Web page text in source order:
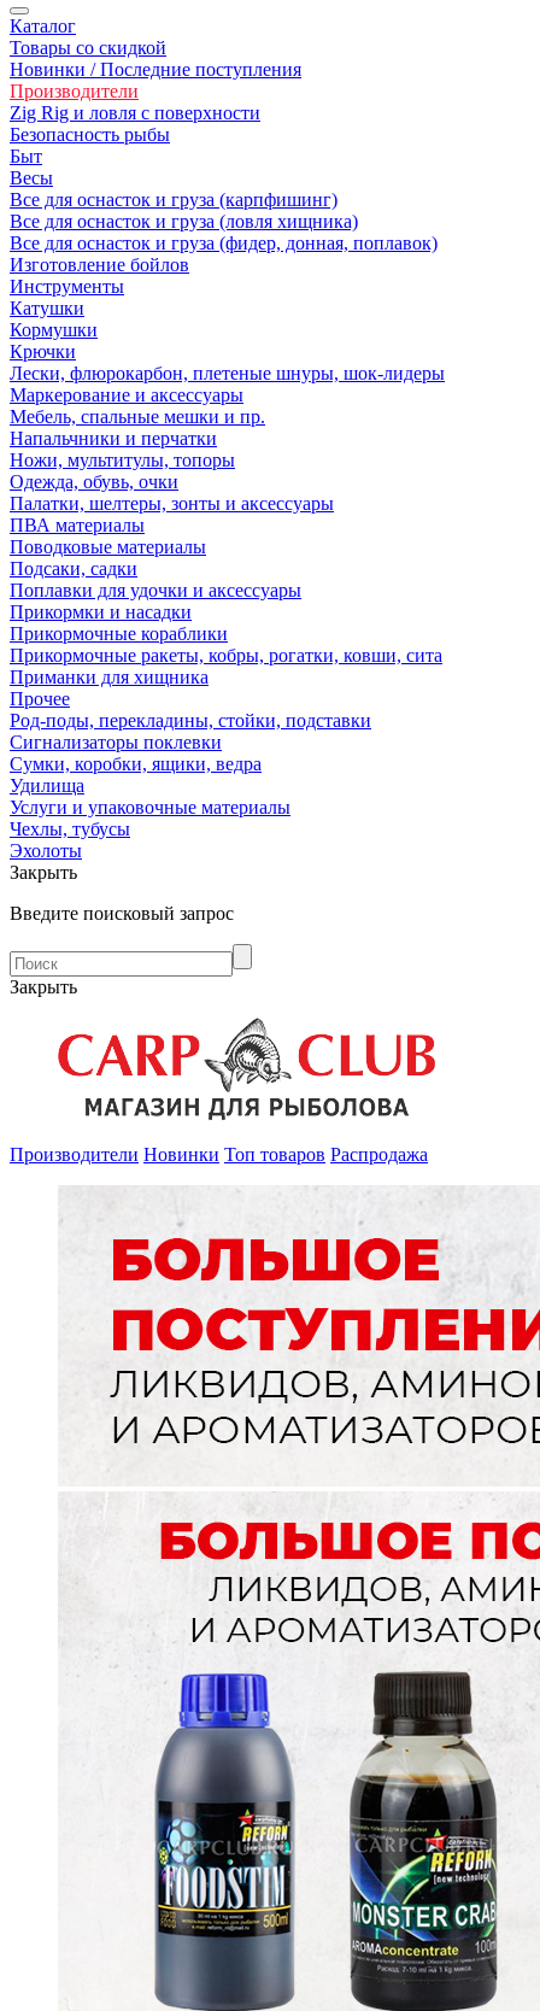
Каталог
Товары со скидкой
Новинки / Последние поступления
Производители
Zig Rig и ловля с поверхности
Безoпасность рыбы
Быт
Весы
Все для оснасток и груза (карпфишинг)
Все для оснасток и груза (ловля хищника)
Все для оснасток и груза (фидер, донная, поплавок)
Изготовление бойлов
Инструменты
Катушки
Кормушки
Крючки
Лески, флюрокарбон, плетеные шнуры, шок-лидеры
Маркерование и аксессуары
Мебель, спальные мешки и пр.
Напальчники и перчатки
Ножи, мультитулы, топоры
Одежда, обувь, очки
Палатки, шелтеры, зонты и аксессуары
ПВА материалы
Поводковые материалы
Подсаки, садки
Поплавки для удочки и аксессуары
Прикормки и насадки
Прикормочные кораблики
Прикормочные ракеты, кобры, рогатки, ковши, сита
Приманки для хищника
Прочее
Род-поды, перекладины, стойки, подставки
Сигнализаторы поклевки
Сумки, коробки, ящики, ведра
Удилища
Услуги и упаковочные материалы
Чехлы, тубусы
Эхолоты
Закрыть
Введите поисковый запрос
Закрыть
Производители Новинки Топ товаров Распродажа